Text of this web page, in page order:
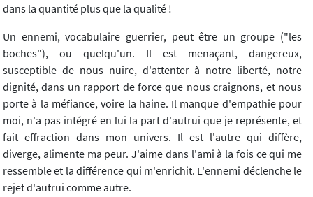
dans la quantité plus que la qualité !
Un ennemi, vocabulaire guerrier, peut être un groupe ("les
boches"), ou quelqu'un. Il est menaçant, dangereux,
susceptible de nous nuire, d'attenter à notre liberté, notre
dignité, dans un rapport de force que nous craignons, et nous
porte à la méfiance, voire la haine. Il manque d'empathie pour
moi, n'a pas intégré en lui la part d'autrui que je représente, et
fait effraction dans mon univers. Il est l'autre qui diffère,
diverge, alimente ma peur. J'aime dans l'ami à la fois ce qui me
ressemble et la différence qui m'enrichit. L'ennemi déclenche le
rejet d'autrui comme autre.